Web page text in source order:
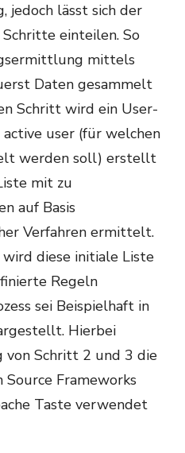
jedoch lässt sich der
einteilen. So
mittels
Daten gesammelt
Schritt wird ein User-
user (für welchen
werden soll) erstellt
mit zu
auf Basis
Verfahren ermittelt.
diese initiale Liste
Regeln
sei Beispielhaft in
Hierbei
von Schritt 2 und 3 die
Source Frameworks
Taste verwendet